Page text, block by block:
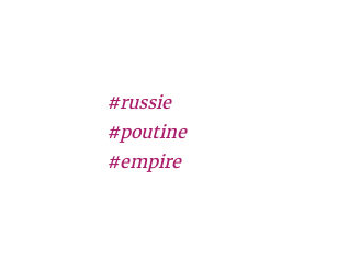
#russie
#poutine
#empire